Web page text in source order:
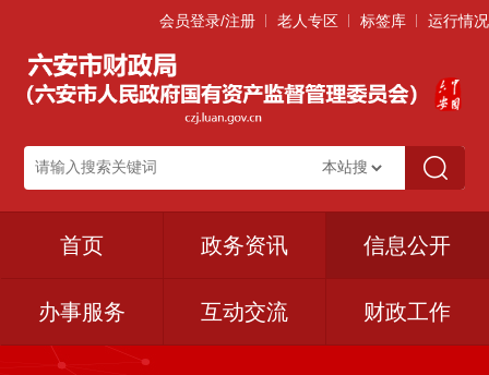
会员登录/注册 老人专区 标签库 运行情况
首页 政务资讯 信息公开
办事服务 互动交流 财政工作